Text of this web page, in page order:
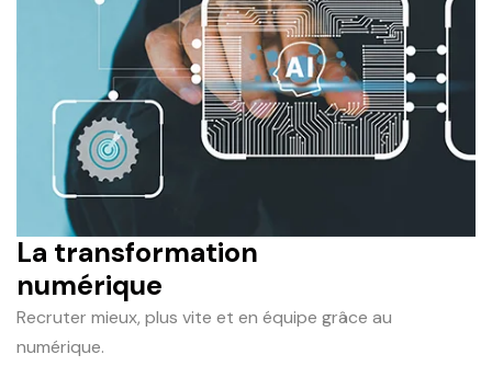
La transformation
numérique
Recruter mieux, plus vite et en équipe grâce au
numérique.